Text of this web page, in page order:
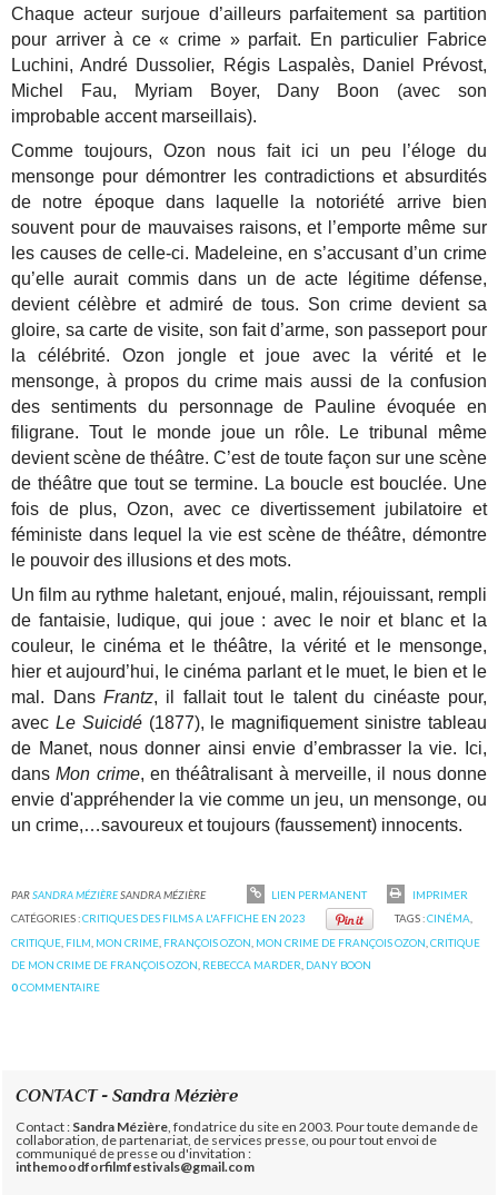
Chaque acteur surjoue d’ailleurs parfaitement sa partition
pour arriver à ce « crime » parfait. En particulier Fabrice
Luchini, André Dussolier, Régis Laspalès, Daniel Prévost,
Michel Fau, Myriam Boyer, Dany Boon (avec son
improbable accent marseillais).
Comme toujours, Ozon nous fait ici un peu l’éloge du
mensonge pour démontrer les contradictions et absurdités
de notre époque dans laquelle la notoriété arrive bien
souvent pour de mauvaises raisons, et l’emporte même sur
les causes de celle-ci. Madeleine, en s’accusant d’un crime
qu’elle aurait commis dans un de acte légitime défense,
devient célèbre et admiré de tous. Son crime devient sa
gloire, sa carte de visite, son fait d’arme, son passeport pour
la célébrité. Ozon jongle et joue avec la vérité et le
mensonge, à propos du crime mais aussi de la confusion
des sentiments du personnage de Pauline évoquée en
filigrane. Tout le monde joue un rôle. Le tribunal même
devient scène de théâtre.C’est de toute façon sur une scène
de théâtre que tout se termine. La boucle est bouclée. Une
fois de plus, Ozon, avec ce divertissement jubilatoire et
féministe dans lequel la vie est scène de théâtre, démontre
le pouvoir des illusions et des mots.
Un film au rythme haletant, enjoué, malin, réjouissant, rempli
de fantaisie, ludique, qui joue : avec le noir et blanc et la
couleur, le cinéma et le théâtre, la vérité et le mensonge,
hier et aujourd’hui, le cinéma parlant et le muet, le bien et le
mal. Dans Frantz, il fallait tout le talent du cinéaste pour,
avec Le Suicidé(1877), le magnifiquement sinistre tableau
de Manet, nous donner ainsi envie d’embrasser la vie. Ici,
dansMon crime, en théâtralisant à merveille, il nous donne
envie d'appréhender la vie comme un jeu, un mensonge, ou
un crime,…savoureux et toujours (faussement) innocents.
PARSANDRA MÉZIÈRESANDRA MÉZIÈRE LIEN PERMANENT
IMPRIMER
CATÉGORIES :CRITIQUES DES FILMS A L'AFFICHE EN 2023 TAGS :CINÉMA,
CRITIQUE, FILM, MON CRIME, FRANÇOIS OZON, MON CRIME DE FRANÇOIS OZON,CRITIQUE
DE MON CRIME DE FRANÇOIS OZON, REBECCA MARDER, DANY BOON
0COMMENTAIRE
CONTACT - Sandra Mézière
Contact : Sandra Mézière , fondatrice du site en 2003. Pour toute demande de
collaboration, de partenariat, de services presse, ou pour tout envoi de
communiqué de presse ou d'invitation :
inthemoodforfilmfestivals@gmail.com